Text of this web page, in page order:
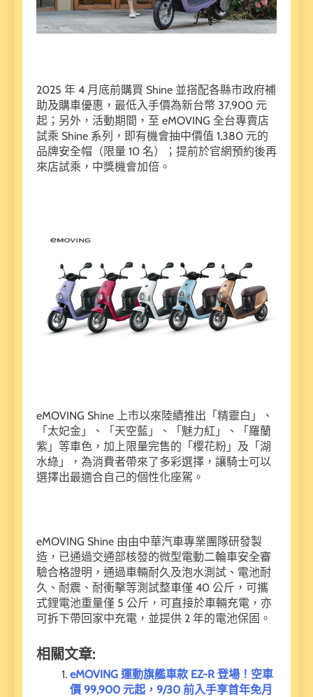
2025 年 4 月底前購買 Shine 並搭配各縣市政府補
助及購車優惠，最低入手價為新台幣 37,900 元
起；另外，活動期間，至 eMOVING 全台專賣店
試乘 Shine 系列，即有機會抽中價值 1,380 元的
品牌安全帽（限量 10 名）；提前於官網預約後再
來店試乘，中獎機會加倍。
eMOVING Shine 上市以來陸續推出「精靈白」、
「太妃金」、「天空藍」、「魅力紅」、「羅蘭
紫」等車色，加上限量完售的「櫻花粉」及「湖
水綠」，為消費者帶來了多彩選擇，讓騎士可以
選擇出最適合自己的個性化座駕。
eMOVING Shine 由由中華汽車專業團隊研發製
造，已通過交通部核發的微型電動二輪車安全審
驗合格證明，通過車輛耐久及泡水測試、電池耐
久、耐震、耐衝擊等測試整車僅 40 公斤，可攜
式鋰電池重量僅 5 公斤，可直接於車輛充電，亦
可拆下帶回家中充電，並提供 2 年的電池保固。
相關文章:
eMOVING 運動旗艦車款 EZ-R 登場！空車
價 99,900 元起，9/30 前入手享首年免月